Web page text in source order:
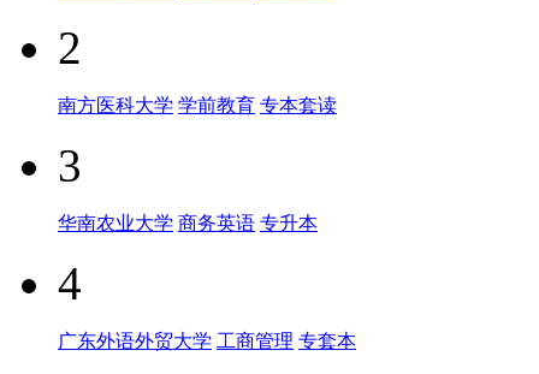
2
南方医科大学 学前教育 专本套读
3
华南农业大学 商务英语 专升本
4
广东外语外贸大学 工商管理 专套本